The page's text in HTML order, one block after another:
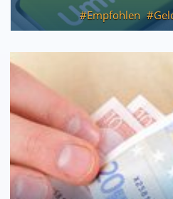
Empfohlen